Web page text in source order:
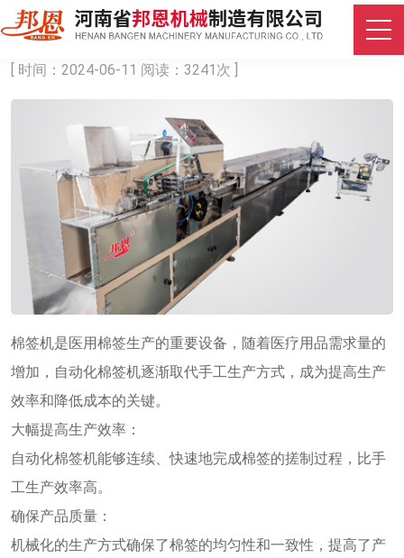
棉签机：医疗用品生产的新选择
[ 时间：2024-06-11 阅读：3241次 ]
棉签机是医用棉签生产的重要设备，随着医疗用品需求量的
增加，自动化棉签机逐渐取代手工生产方式，成为提高生产
效率和降低成本的关键。
大幅提高生产效率：
自动化棉签机能够连续、快速地完成棉签的搓制过程，比手
工生产效率高。
确保产品质量：
机械化的生产方式确保了棉签的均匀性和一致性，提高了产